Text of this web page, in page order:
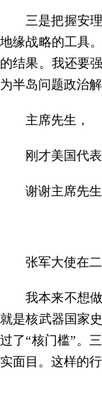
三是把握安
地缘战略的工具
的结果。我还要
为半岛问题政治
主席先生，
刚才美国代
谢谢主席先生
张军大使在
我本来不想
就是核武器国家
过了“核门槛”。
实面目。这样的